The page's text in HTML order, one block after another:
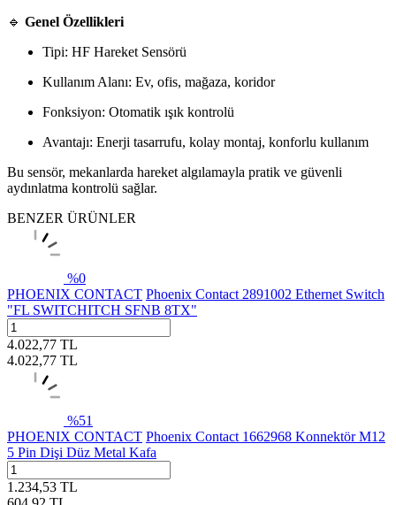
🔹 Genel Özellikleri
Tipi: HF Hareket Sensörü
Kullanım Alanı: Ev, ofis, mağaza, koridor
Fonksiyon: Otomatik ışık kontrolü
Avantajı: Enerji tasarrufu, kolay montaj, konforlu kullanım
Bu sensör, mekanlarda hareket algılamayla pratik ve güvenli
aydınlatma kontrolü sağlar.
BENZER ÜRÜNLER
%0
PHOENIX CONTACT Phoenix Contact 2891002 Ethernet Switch
"FL SWITCHITCH SFNB 8TX"
4.022,77 TL
4.022,77 TL
%51
PHOENIX CONTACT Phoenix Contact 1662968 Konnektör M12
5 Pin Dişi Düz Metal Kafa
1.234,53 TL